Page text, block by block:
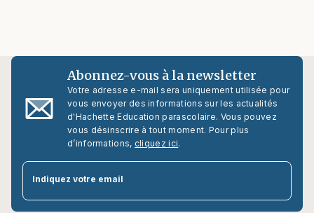
Abonnez-vous à la newsletter
Votre adresse e-mail sera uniquement utilisée pour
vous envoyer des informations sur les actualités
d'Hachette Education parascolaire. Vous pouvez
vous désinscrire à tout moment. Pour plus
d’informations, cliquez ici.
Indiquez votre email